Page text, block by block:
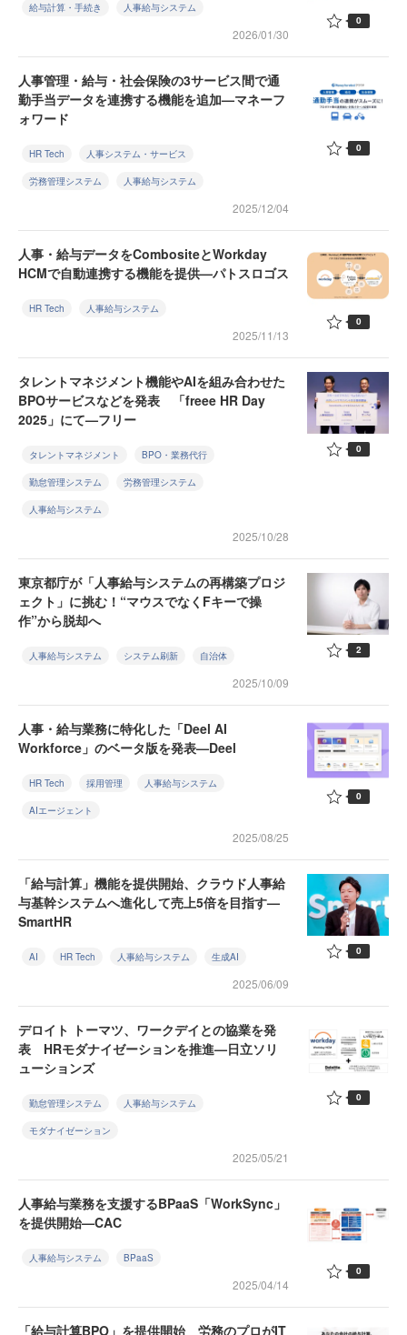
給与計算・手続き 人事給与システム
2026/01/30
0
人事管理・給与・社会保険の3サービス間で通
勤手当データを連携する機能を追加—マネーフ
ォワード
HR Tech 人事システム・サービス
労務管理システム 人事給与システム
2025/12/04
0
人事・給与データをCombositeとWorkday
HCMで自動連携する機能を提供—パトスロゴス
HR Tech 人事給与システム
2025/11/13
0
タレントマネジメント機能やAIを組み合わせた
BPOサービスなどを発表 「freee HR Day
2025」にて—フリー
タレントマネジメント BPO・業務代行
勤怠管理システム 労務管理システム
人事給与システム
2025/10/28
0
東京都庁が「人事給与システムの再構築プロジ
ェクト」に挑む！“マウスでなくFキーで操
作”から脱却へ
人事給与システム システム刷新 自治体
2025/10/09
2
人事・給与業務に特化した「Deel AI
Workforce」のベータ版を発表—Deel
HR Tech 採用管理 人事給与システム
AIエージェント
2025/08/25
0
「給与計算」機能を提供開始、クラウド人事給
与基幹システムへ進化して売上5倍を目指す—
SmartHR
AI HR Tech 人事給与システム 生成AI
2025/06/09
0
デロイト トーマツ、ワークデイとの協業を発
表 HRモダナイゼーションを推進—日立ソリ
ューションズ
勤怠管理システム 人事給与システム
モダナイゼーション
2025/05/21
0
人事給与業務を支援するBPaaS「WorkSync」
を提供開始—CAC
人事給与システム BPaaS
2025/04/14
0
「給与計算BPO」を提供開始 労務のプロがIT